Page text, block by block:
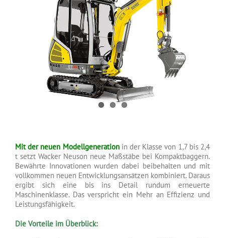
Mit der neuen Modellgenerationin der Klasse von 1,7 bis 2,4
t setzt Wacker Neuson neue Maßstäbe bei Kompaktbaggern.
Bewährte Innovationen wurden dabei beibehalten und mit
vollkommen neuen Entwicklungsansätzen kombiniert. Daraus
ergibt sich eine bis ins Detail rundum erneuerte
Maschinenklasse. Das verspricht ein Mehr an Effizienz und
Leistungsfähigkeit.
Die Vorteile im Überblick: